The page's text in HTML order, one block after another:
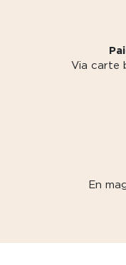
Via carte
En